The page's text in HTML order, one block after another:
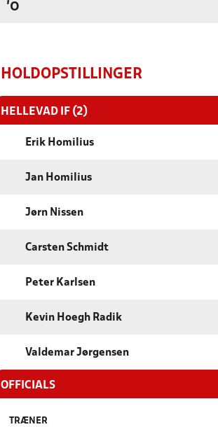
'0
HOLDOPSTILLINGER
HELLEVAD IF (2)
Erik Homilius
Jan Homilius
Jørn Nissen
Carsten Schmidt
Peter Karlsen
Kevin Hoegh Radik
Valdemar Jørgensen
OFFICIALS
TRÆNER